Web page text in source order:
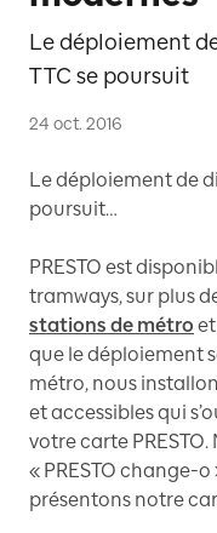
Le déploiement
TTC se poursuit
24 oct. 2016
Le déploiement de
poursuit…
PRESTO est
tramways, sur plus
stations de métro
que le déploiement
métro, nous
et accessibles qui
votre carte
« PRESTO change-
présentons notre